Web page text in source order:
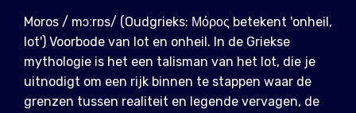
Moros / mɔːrɒs/ (Oudgrieks: Μόρος betekent 'onheil,
lot') Voorbode van lot en onheil. In de Griekse
mythologie is het een talisman van het lot, die je
uitnodigt om een ​​rijk binnen te stappen waar de
grenzen tussen realiteit en legende vervagen, de